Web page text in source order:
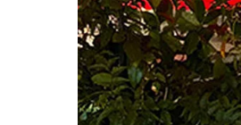
สงครามกับความเหลื่อม
แล้ว
นายนพดล กล่าวต่อว่า
f
o
r
: